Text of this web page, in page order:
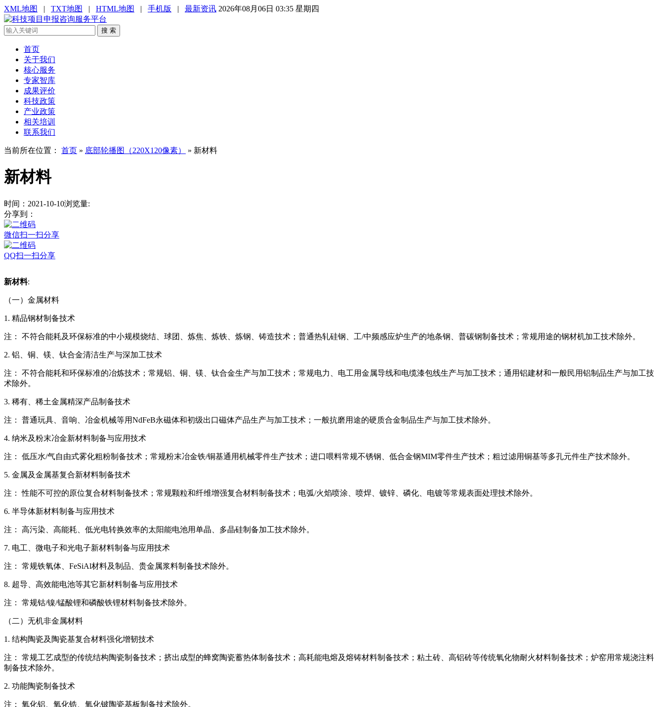
XML地图 | TXT地图 | HTML地图 | 手机版 | 最新资讯 2026年08月06日 03:35 星期四
搜 索
首页
关于我们
核心服务
专家智库
成果评价
科技政策
产业政策
相关培训
联系我们
当前所在位置： 首页 » 底部轮播图（220X120像素） » 新材料
新材料
时间：2021-10-10浏览量:
分享到：
微信扫一扫分享
QQ扫一扫分享
新材料:
（一）金属材料
1. 精品钢材制备技术
注： 不符合能耗及环保标准的中小规模烧结、球团、炼焦、炼铁、炼钢、铸造技术；普通热轧硅钢、工/中频感应炉生产的地条钢、普碳钢制备技术；常规用途的钢材机加工技术除外。
2. 铝、铜、镁、钛合金清洁生产与深加工技术
注： 不符合能耗和环保标准的冶炼技术；常规铝、铜、镁、钛合金生产与加工技术；常规电力、电工用金属导线和电缆漆包线生产与加工技术；通用铝建材和一般民用铝制品生产与加工技
术除外。
3. 稀有、稀土金属精深产品制备技术
注： 普通玩具、音响、冶金机械等用NdFeB永磁体和初级出口磁体产品生产与加工技术；一般抗磨用途的硬质合金制品生产与加工技术除外。
4. 纳米及粉末冶金新材料制备与应用技术
注： 低压水/气自由式雾化粗粉制备技术；常规粉末冶金铁/铜基通用机械零件生产技术；进口喂料常规不锈钢、低合金钢MIM零件生产技术；粗过滤用铜基等多孔元件生产技术除外。
5. 金属及金属基复合新材料制备技术
注： 性能不可控的原位复合材料制备技术；常规颗粒和纤维增强复合材料制备技术；电弧/火焰喷涂、喷焊、镀锌、磷化、电镀等常规表面处理技术除外。
6. 半导体新材料制备与应用技术
注： 高污染、高能耗、低光电转换效率的太阳能电池用单晶、多晶硅制备加工技术除外。
7. 电工、微电子和光电子新材料制备与应用技术
注： 常规铁氧体、FeSiAl材料及制品、贵金属浆料制备技术除外。
8. 超导、高效能电池等其它新材料制备与应用技术
注： 常规钴/镍/锰酸锂和磷酸铁锂材料制备技术除外。
（二）无机非金属材料
1. 结构陶瓷及陶瓷基复合材料强化增韧技术
注： 常规工艺成型的传统结构陶瓷制备技术；挤出成型的蜂窝陶瓷蓄热体制备技术；高耗能电熔及熔铸材料制备技术；粘土砖、高铝砖等传统氧化物耐火材料制备技术；炉窑用常规浇注料
制备技术除外。
2. 功能陶瓷制备技术
注： 氧化铝、氧化锆、氧化铍陶瓷基板制备技术除外。